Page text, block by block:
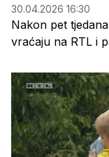
30.04.2026 16:30
Nakon pet
vraćaju na RTL i